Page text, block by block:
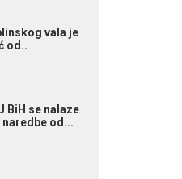
vala je
od..
BiH se nalaze
naredbe od...